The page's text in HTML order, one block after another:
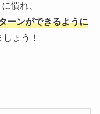
慣れ、
ーンができるように
ょう！